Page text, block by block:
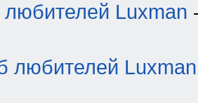
Luxman
любителей Luxman